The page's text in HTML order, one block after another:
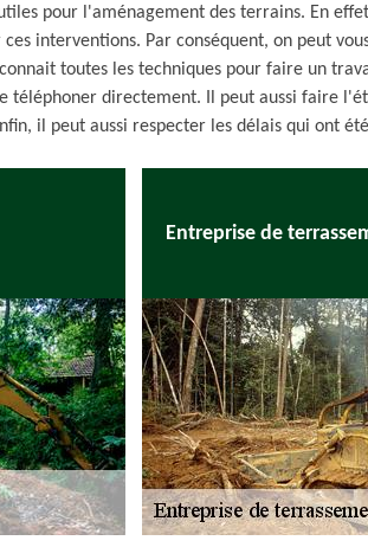
pour l'aménagement des terrains. En
interventions. Par conséquent, on peut
toutes les techniques pour faire un
téléphoner directement. Il peut aussi faire
il peut aussi respecter les délais qui ont
Entreprise de